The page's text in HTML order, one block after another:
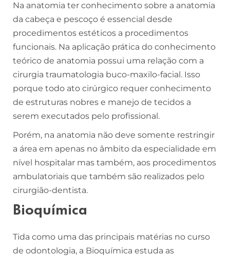
Na anatomia ter conhecimento sobre a anatomia
da cabeça e pescoço é essencial desde
procedimentos estéticos a procedimentos
funcionais. Na aplicação prática do conhecimento
teórico de anatomia possui uma relação com a
cirurgia traumatologia buco-maxilo-facial. Isso
porque todo ato cirúrgico requer conhecimento
de estruturas nobres e manejo de tecidos a
serem executados pelo profissional.
Porém, na anatomia não deve somente restringir
a área em apenas no âmbito da especialidade em
nível hospitalar mas também, aos procedimentos
ambulatoriais que também são realizados pelo
cirurgião-dentista.
Bioquímica
Tida como uma das principais matérias no curso
de odontologia, a Bioquímica estuda as